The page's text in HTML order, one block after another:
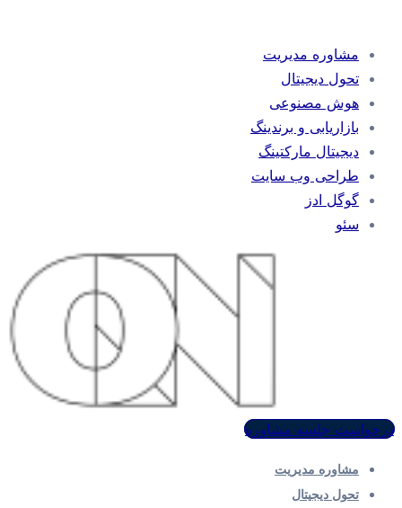
مشاوره مدیریت
تحول دیجیتال
هوش مصنوعی
بازاریابی و برندینگ
دیجیتال مارکتینگ
طراحی وب سایت
گوگل ادز
سئو
درخواست جلسه مشاوره
مشاوره مدیریت
تحول دیجیتال